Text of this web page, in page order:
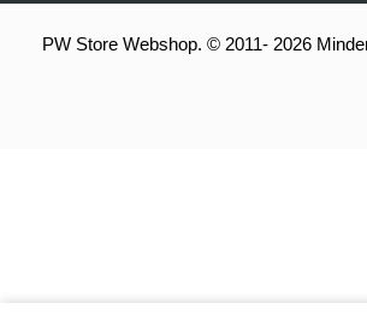
PW Store Webshop. © 2011- 2026